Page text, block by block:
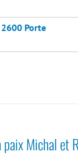
Porte
Michal et